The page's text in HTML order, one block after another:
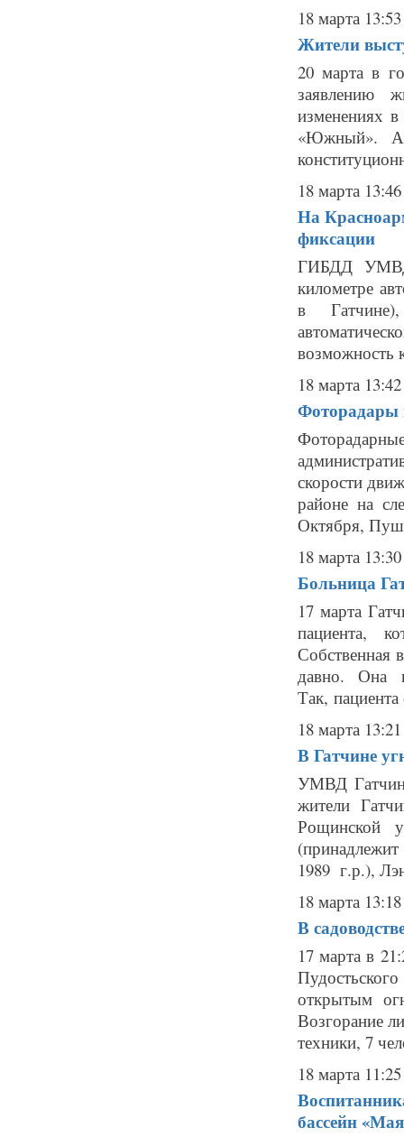
18 марта 13:53
Жители
20 марта в
заявлению
изменениях в
«Южный».
18 марта 13:46
На
фиксации
ГИБДД УМВД
километре
в
возможность
18 марта 13:42
Фоторадары
скорости
районе на
Октября,
18 марта 13:30
Больница
17 марта
пациента,
Собственная
давно. Она
Так,
18 марта 13:21
В Гатчине
УМВД
жители
Рощинской
1989 г.р.),
18 марта 13:18
В
17 марта в
открытым
Возгорание
техники, 7
18 марта 11:25
бассейн